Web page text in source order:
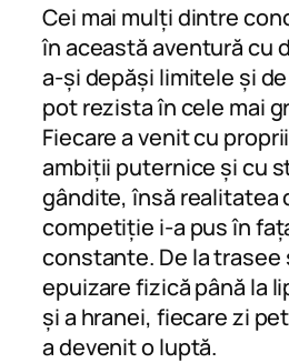
Cei mai mulți dintre
în această aventură cu
a-și depăși limitele și
pot rezista în cele mai
Fiecare a venit cu
ambiții puternice și cu
gândite, însă realitatea
competiție i-a pus în
constante. De la
epuizare fizică până la
și a hranei, fiecare zi
a devenit o luptă.